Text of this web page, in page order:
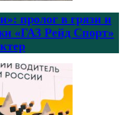
пролог в грязи и
«ГАЗ Рейд Спорт»